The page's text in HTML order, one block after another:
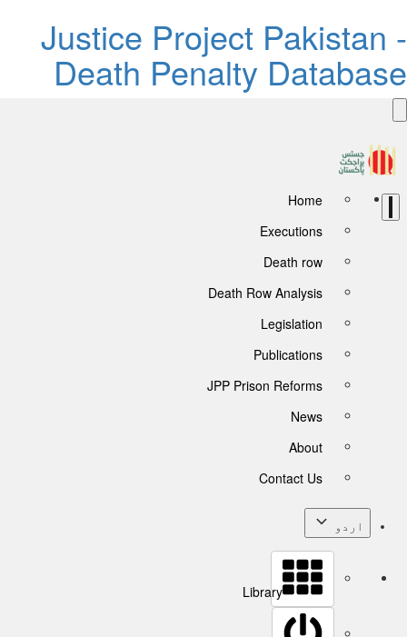
Justice Project
Death Penalty
Home
Executions
Death row
Death Row Analysis
Legislation
Publications
JPP Prison Reforms
News
About
Contact Us
اردو
Library